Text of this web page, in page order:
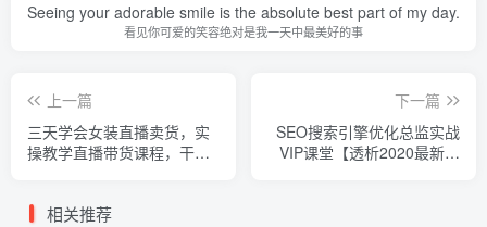
Seeing your adorable smile is the absolute best part of my day.
看见你可爱的笑容绝对是我一天中最美好的事
上一篇
三天学会女装直播卖货，实
操教学直播带货课程，干货
下一篇
SEO搜索引擎优化总监实战
VIP课堂【透析2020最新案
相关推荐